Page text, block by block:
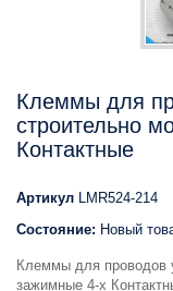
Клеммы для
строительно
Контактные
Артикул LMR524-214
Состояние: Новый
Клеммы для проводов
зажимные 4-х